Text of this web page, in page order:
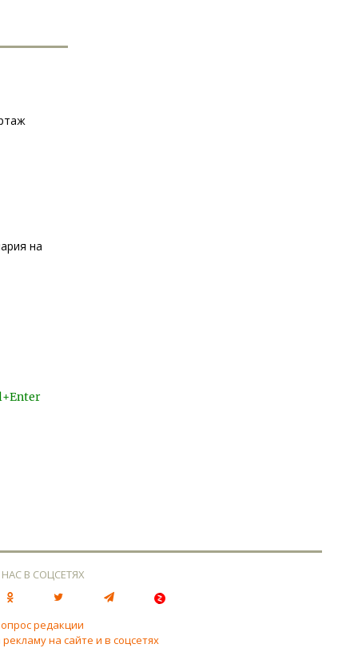
на
В СОЦСЕТЯХ
редакции
на сайте и в соцсетях